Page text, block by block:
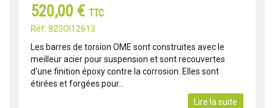
520,00 € TTC
Réf: 823OI12613
Les barres de torsion OME sont construites avec le
meilleur acier pour suspension et sont recouvertes
d'une finition époxy contre la corrosion. Elles sont
étirées et forgées pour...
Lire la suite